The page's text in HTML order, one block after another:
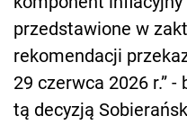
przedstawione w
rekomendacji
29 czerwca 2026 r.”
tą decyzją